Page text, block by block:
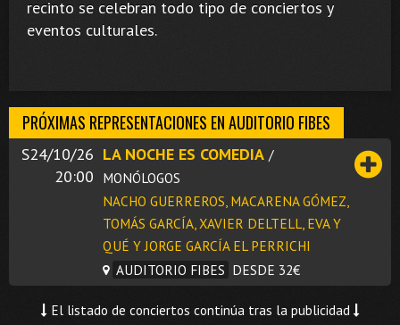
recinto se celebran todo tipo de conciertos y
eventos culturales.
PRÓXIMAS REPRESENTACIONES EN AUDITORIO FIBES
S24/10/26
20:00
LA NOCHE ES COMEDIA /
MONÓLOGOS
NACHO GUERREROS, MACARENA GÓMEZ,
TOMÁS GARCÍA, XAVIER DELTELL, EVA Y
QUÉ Y JORGE GARCÍA EL PERRICHI
AUDITORIO FIBES DESDE 32€
El listado de conciertos continúa tras la publicidad